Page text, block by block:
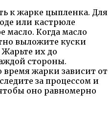
к жарке цыпленка. Для
или кастрюле
масло. Когда масло
выложите куски
их до
стороны.
жарки зависит от
за процессом и
оно равномерно